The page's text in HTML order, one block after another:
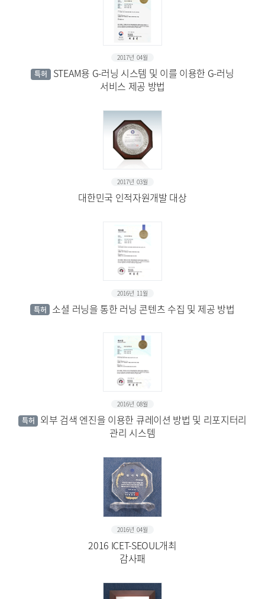
2017년 04월
특허
STEAM용 G-러닝 시스템 및 이를 이용한 G-러닝
서비스 제공 방법
2017년 03월
대한민국 인적자원개발 대상
2016년 11월
특허 소셜 러닝을 통한 러닝 콘텐츠 수집 및 제공 방법
2016년 08월
특허
외부 검색 엔진을 이용한 큐레이션 방법 및 리포지터리
관리 시스템
2016년 04월
2016 ICET-SEOUL개최
감사패